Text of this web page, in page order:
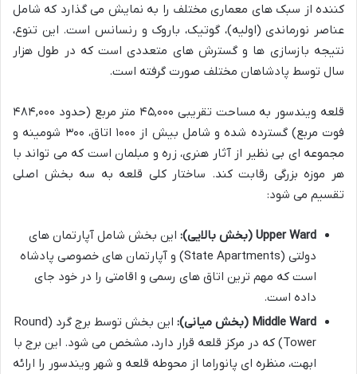
کننده از سبک های معماری مختلف را به نمایش می گذارد که شامل
عناصر نورماندی (اولیه)، گوتیک، باروک و رنسانس است. این تنوع،
نتیجه بازسازی ها و گسترش های متعددی است که در طول هزار
سال توسط پادشاهان مختلف صورت گرفته است.
قلعه ویندسور به مساحت تقریبی ۴۵,۰۰۰ متر مربع (حدود ۴۸۴,۰۰۰
فوت مربع) گسترده شده و شامل بیش از ۱۰۰۰ اتاق، ۳۰۰ شومینه و
مجموعه ای بی نظیر از آثار هنری، زره و مبلمان است که می تواند با
هر موزه بزرگی رقابت کند. ساختار کلی قلعه به سه بخش اصلی
تقسیم می شود:
Upper Ward (بخش بالایی):
این بخش شامل آپارتمان های
دولتی (State Apartments) و آپارتمان های خصوصی پادشاه
است که مهم ترین اتاق های رسمی و اقامتی را در خود جای
داده است.
Middle Ward (بخش میانی):
این بخش توسط برج گرد (Round
Tower) که در مرکز قلعه قرار دارد، مشخص می شود. این برج با
ابهت، منظره ای پانوراما از محوطه قلعه و شهر ویندسور را ارائه